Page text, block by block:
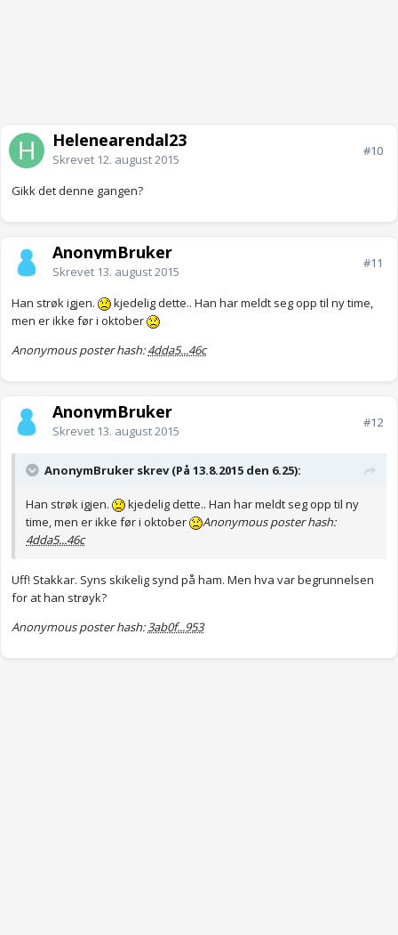
Helenearendal23
Skrevet 12. august 2015
#10
Gikk det denne gangen?
AnonymBruker
Skrevet 13. august 2015
#11
Han strøk igjen.
kjedelig dette.. Han har meldt seg opp til ny time,
men er ikke før i oktober
Anonymous poster hash:4dda5...46c
AnonymBruker
Skrevet 13. august 2015
#12
AnonymBruker skrev (På 13.8.2015 den 6.25):
Han strøk igjen.
kjedelig dette.. Han har meldt seg opp til ny
time, men er ikke før i oktober
Anonymous poster hash:
4dda5...46c
Uff! Stakkar. Syns skikelig synd på ham. Men hva var begrunnelsen
for at han strøyk?
Anonymous poster hash:3ab0f...953